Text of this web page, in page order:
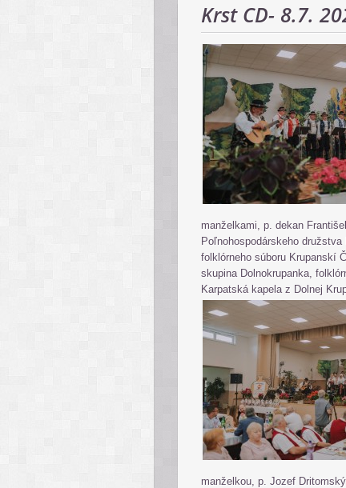
Krst CD- 8.7.
manželkami, p. dekan
Poľnohospodárskeho
folklórneho súboru Krupanskí
skupina Dolnokrupanka,
Karpatská kapela z Dolnej
manželkou, p. Jozef